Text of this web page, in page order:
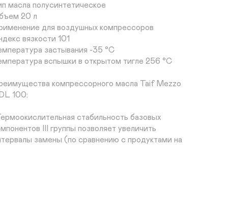
масла полусинтетическое
20 л
для воздушных компрессоров
вязкости 101
застывания -35 °С
вспышки в открытом тигле 256 °С
компрессорного масла Taif Mezzo
100:
стабильность базовых
III группы позволяет увеличить
замены (по сравнению с продуктами на